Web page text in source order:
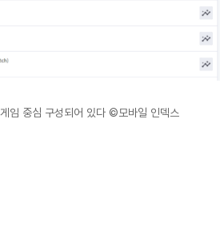
임 중심 구성되어 있다 ©모바일 인덱스